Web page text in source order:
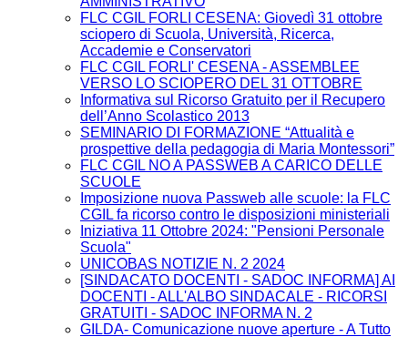
FLC CGIL FORLI CESENA: Giovedì 31 ottobre
sciopero di Scuola, Università, Ricerca,
Accademie e Conservatori
FLC CGIL FORLI' CESENA - ASSEMBLEE
VERSO LO SCIOPERO DEL 31 OTTOBRE
Informativa sul Ricorso Gratuito per il Recupero
dell’Anno Scolastico 2013
SEMINARIO DI FORMAZIONE “Attualità e
prospettive della pedagogia di Maria Montessori”
FLC CGIL NO A PASSWEB A CARICO DELLE
SCUOLE
Imposizione nuova Passweb alle scuole: la FLC
CGIL fa ricorso contro le disposizioni ministeriali
Iniziativa 11 Ottobre 2024: "Pensioni Personale
Scuola"
UNICOBAS NOTIZIE N. 2 2024
[SINDACATO DOCENTI - SADOC INFORMA] AI
DOCENTI - ALL'ALBO SINDACALE - RICORSI
GRATUITI - SADOC INFORMA N. 2
GILDA- Comunicazione nuove aperture - A Tutto